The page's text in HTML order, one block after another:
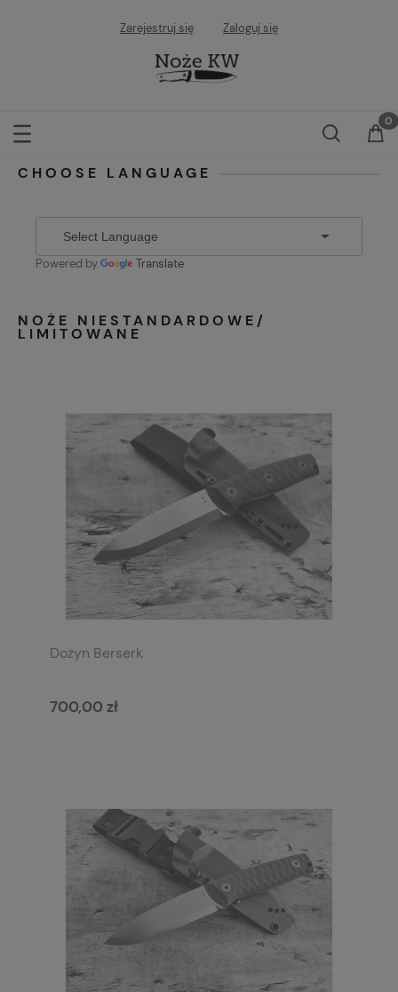
Zarejestruj się Zaloguj się
CHOOSE LANGUAGE
Powered by Translate
NOŻE NIESTANDARDOWE/
LIMITOWANE
Dożyn Berserk
700,00 zł